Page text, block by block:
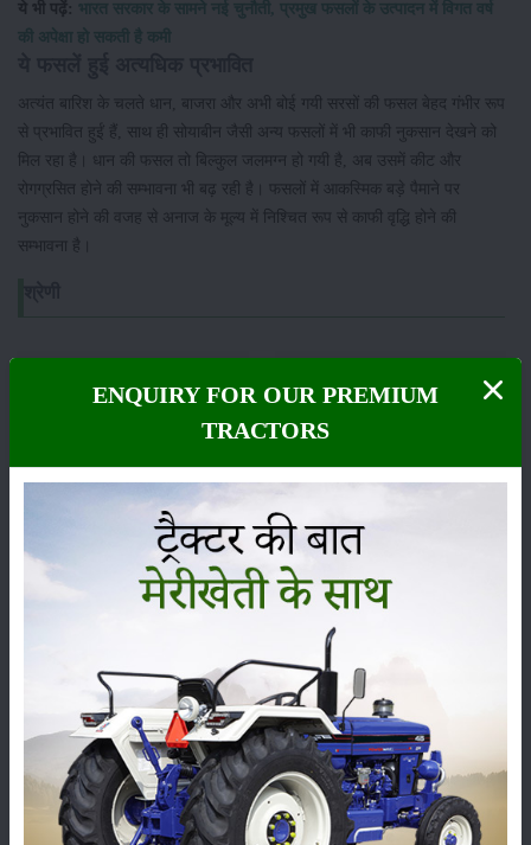
ये भी पढ़ें: भारत सरकार के सामने नई चुनौती, प्रमुख फसलों के उत्पादन में विगत वर्ष
की अपेक्षा हो सकती है कमी
अत्यंत बारिश के चलते धान, बाजरा और अभी बोई गयी सरसों की फसल बेहद गंभीर रूप
से प्रभावित हुईं हैं, साथ ही सोयाबीन जैसी अन्य फसलों में भी काफी नुकसान देखने को
मिल रहा है। धान की फसल तो बिल्कुल जलमग्न हो गयी है, अब उसमें कीट और
रोगग्रसित होने की सम्भावना भी बढ़ रही है। फसलों में आकस्मिक बड़े पैमाने पर
नुकसान होने की वजह से अनाज के मूल्य में निश्चित रूप से काफी वृद्धि होने की
सम्भावना है।
कीटनाशक
कृषि यंत्र समाचार
सम्पादकीय अन्य
ENQUIRY FOR OUR PREMIUM
TRACTORS